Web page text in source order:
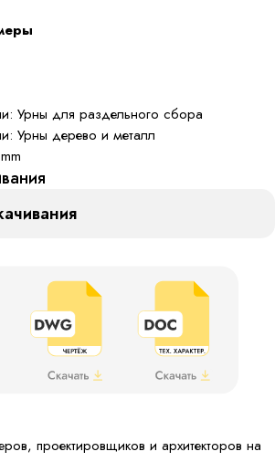
Урны для раздельного сбора
Урны дерево и металл
проектировщиков и архитекторов на